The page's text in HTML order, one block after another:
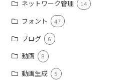
ネットワーク管理 14
フォント 47
ブログ 6
動画 8
動画生成 5